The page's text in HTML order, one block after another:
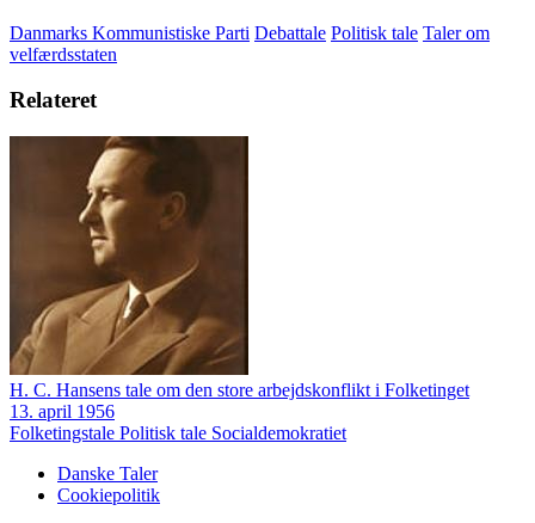
Danmarks Kommunistiske Parti Debattale Politisk tale Taler om
velfærdsstaten
Relateret
H. C. Hansens tale om den store arbejdskonflikt i Folketinget
13. april 1956
Folketingstale Politisk tale Socialdemokratiet
Danske Taler
Cookiepolitik